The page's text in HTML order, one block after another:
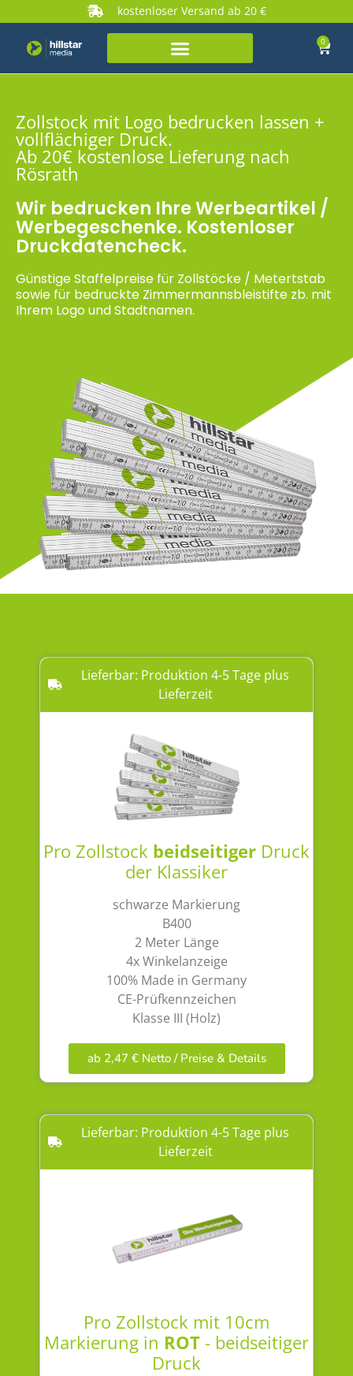
kostenloser Versand ab 20 €
0
Zollstock mit Logo bedrucken lassen +
vollflächiger Druck.
Ab 20€ kostenlose Lieferung nach
Rösrath
Wir bedrucken Ihre Werbeartikel /
Werbegeschenke. Kostenloser
Druckdatencheck.
Günstige Staffelpreise für Zollstöcke / Metertstab
sowie für bedruckte Zimmermannsbleistifte zb. mit
Ihrem Logo und Stadtnamen.
Lieferbar: Produktion 4-5 Tage plus
Lieferzeit
Pro Zollstock beidseitiger Druck
der Klassiker
schwarze Markierung
B400
2 Meter Länge
4x Winkelanzeige
100% Made in Germany
CE-Prüfkennzeichen
Klasse III (Holz)
ab 2,47 € Netto / Preise & Details
Lieferbar: Produktion 4-5 Tage plus
Lieferzeit
Pro Zollstock mit 10cm
Markierung in ROT- beidseitiger
Druck